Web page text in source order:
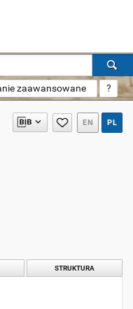
zaawansowane ?
EN PL
STRUKTURA